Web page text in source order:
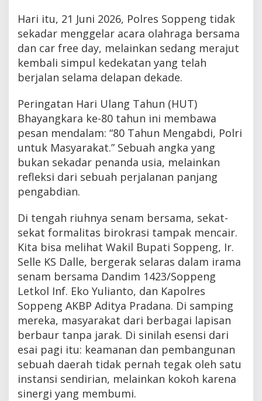
Hari itu, 21 Juni 2026, Polres Soppeng tidak
sekadar menggelar acara olahraga bersama
dan car free day, melainkan sedang merajut
kembali simpul kedekatan yang telah
berjalan selama delapan dekade.
Peringatan Hari Ulang Tahun (HUT)
Bhayangkara ke-80 tahun ini membawa
pesan mendalam: “80 Tahun Mengabdi, Polri
untuk Masyarakat.” Sebuah angka yang
bukan sekadar penanda usia, melainkan
refleksi dari sebuah perjalanan panjang
pengabdian.
Di tengah riuhnya senam bersama, sekat-
sekat formalitas birokrasi tampak mencair.
Kita bisa melihat Wakil Bupati Soppeng, Ir.
Selle KS Dalle, bergerak selaras dalam irama
senam bersama Dandim 1423/Soppeng
Letkol Inf. Eko Yulianto, dan Kapolres
Soppeng AKBP Aditya Pradana. Di samping
mereka, masyarakat dari berbagai lapisan
berbaur tanpa jarak. Di sinilah esensi dari
esai pagi itu: keamanan dan pembangunan
sebuah daerah tidak pernah tegak oleh satu
instansi sendirian, melainkan kokoh karena
sinergi yang membumi.